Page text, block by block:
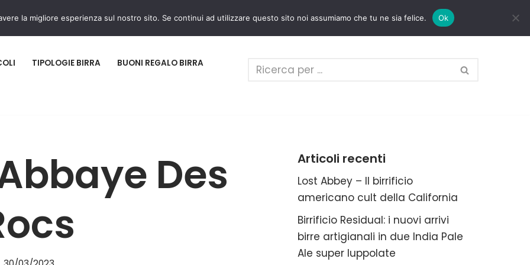
TIPOLOGIE BIRRA
BUONI REGALO BIRRA
Des
Articoli recenti
Lost Abbey – Il birrificio
americano cult della California
Birrificio Residual: i nuovi arrivi
birre artigianali in due India Pale
Ale super luppolate
la migliore esperienza sul nostro sito. Se continui ad utilizzare questo sito noi assumiamo che tu ne sia felice. Ok